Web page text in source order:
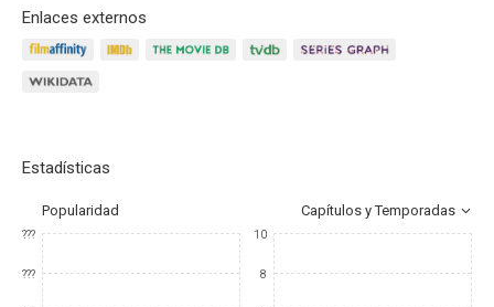
Enlaces externos
Estadísticas
Popularidad Capítulos y Temporadas
???
???
10
8